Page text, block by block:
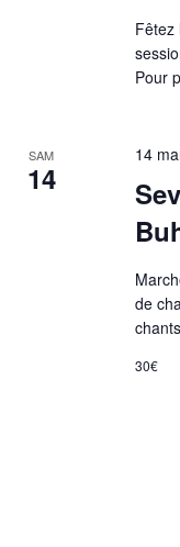
Fêtez
Pour
SAM
14
14
de
30€